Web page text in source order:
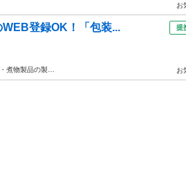
お
登録OK！「包装...
煮物製品の製…
提
お